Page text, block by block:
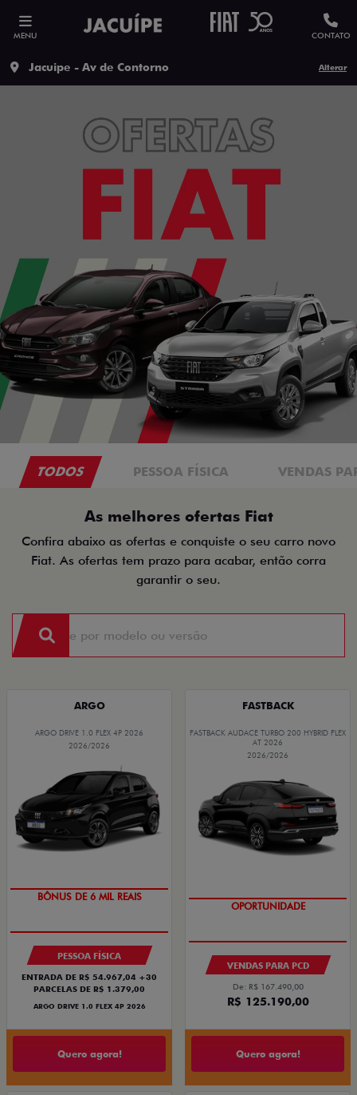
MENU CONTATO
Jacuipe - Av de Contorno Alterar
TODOS PESSOA FÍSICA VENDAS
As melhores ofertas Fiat
Confira abaixo as ofertas e conquiste o seu carro novo
Fiat. As ofertas tem prazo para acabar, então corra
garantir o seu.
ARGO
ARGO DRIVE 1.0 FLEX 4P 2026
2026/2026
TAXA ZERO
PESSOA FÍSICA
ENTRADA DE R$ 54.967,04 +30
PARCELAS DE R$ 1.379,00
ARGO DRIVE 1.0 FLEX 4P 2026
Quero agora!
FASTBACK
FASTBACK AUDACE TURBO 200 HYBRID FLEX
AT 2026
2026/2026
OPORTUNIDADE
VENDAS PARA PCD
De: R$ 167.490,00
R$ 125.190,00
Quero agora!